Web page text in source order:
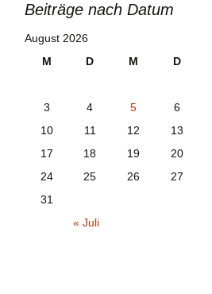
Beiträge nach Datum
August 2026
M
D M D
3
4 5 6
10
11 12 13
17
18 19 20
24
25 26 27
31
« Juli